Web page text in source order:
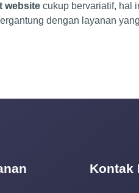
website cukup bervariatif, hal
dengan layanan
Kontak